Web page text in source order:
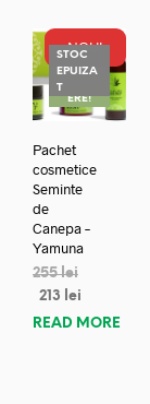
NOU!
STOC
EPUIZA
TREDUC
ERE!
Pachet
cosmetice
Seminte
de
Canepa –
Yamuna
255lei
213
lei
READ MORE